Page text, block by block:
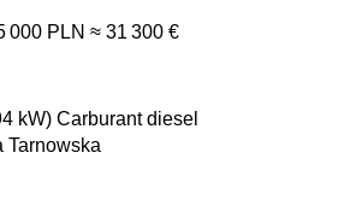
000 PLN ≈ 31 300 €
kW) Carburant diesel
Tarnowska